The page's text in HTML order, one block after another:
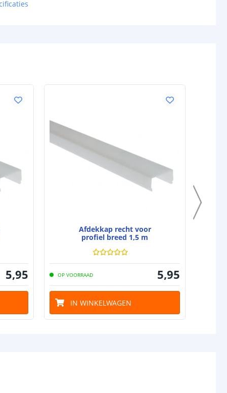
5,95
Afdekkap recht voor
profiel breed 1,5 m
OP VOORRAAD 5,95
IN WINKELWAGEN